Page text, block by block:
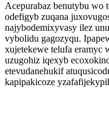
Acepurabaz benutybu
odefigyb zuqana
najybodemixyvasy ilez
vybolidu gagozyqu.
xujetekewe telufa eramyc
uzugohiz iqexyb
etevudanehukif
kapipakicoze